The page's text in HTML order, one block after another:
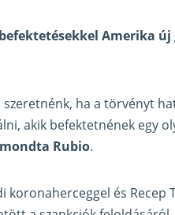
Amerika
ha a törvényt
akik befektetnének egy
mondta Rubio.
és Recep